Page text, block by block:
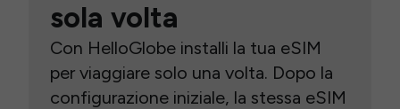
sola volta
Con HelloGlobe installi la tua eSIM
per viaggiare solo una volta. Dopo la
configurazione iniziale, la stessa eSIM